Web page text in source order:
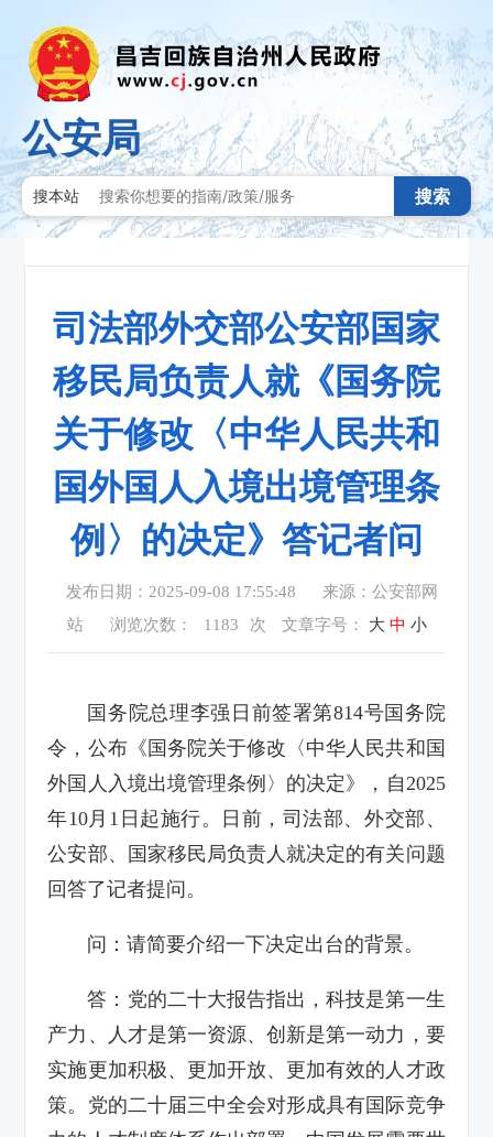
公安局
搜本站 搜索
司法部外交部公安部国家
移民局负责人就《国务院
关于修改〈中华人民共和
国外国人入境出境管理条
例〉的决定》答记者问
发布日期：2025-09-08 17:55:48
来源：公安部网
站
浏览次数： 1183 次 文章字号： 大 中 小
国务院总理李强日前签署第814号国务院
令，公布《国务院关于修改〈中华人民共和国
外国人入境出境管理条例〉的决定》，自2025
年10月1日起施行。日前，司法部、外交部、
公安部、国家移民局负责人就决定的有关问题
回答了记者提问。
问：请简要介绍一下决定出台的背景。
答：党的二十大报告指出，科技是第一生
产力、人才是第一资源、创新是第一动力，要
实施更加积极、更加开放、更加有效的人才政
策。党的二十届三中全会对形成具有国际竞争